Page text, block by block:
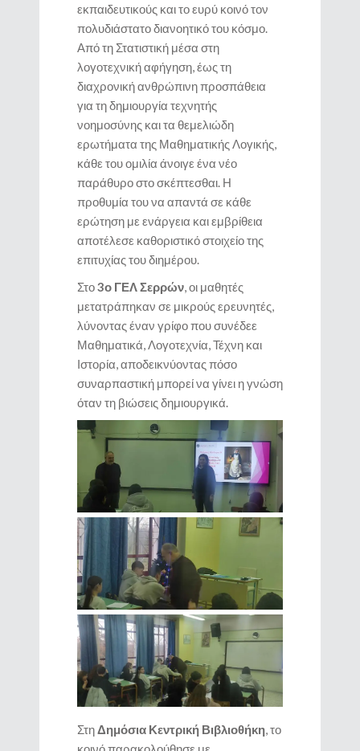
εκπαιδευτικούς και το ευρύ κοινό τον
πολυδιάστατο διανοητικό του κόσμο.
Από τη Στατιστική μέσα στη
λογοτεχνική αφήγηση, έως τη
διαχρονική ανθρώπινη προσπάθεια
για τη δημιουργία τεχνητής
νοημοσύνης και τα θεμελιώδη
ερωτήματα της Μαθηματικής Λογικής,
κάθε του ομιλία άνοιγε ένα νέο
παράθυρο στο σκέπτεσθαι. Η
προθυμία του να απαντά σε κάθε
ερώτηση με ενάργεια και εμβρίθεια
αποτέλεσε καθοριστικό στοιχείο της
επιτυχίας του διημέρου.
Στο3ο ΓΕΛ Σερρών, οι μαθητές
μετατράπηκαν σε μικρούς ερευνητές,
λύνοντας έναν γρίφο που συνέδεε
Μαθηματικά, Λογοτεχνία, Τέχνη και
Ιστορία, αποδεικνύοντας πόσο
συναρπαστική μπορεί να γίνει η γνώση
όταν τη βιώσεις δημιουργικά.
ΣτηΔημόσια Κεντρική Βιβλιοθήκη, το